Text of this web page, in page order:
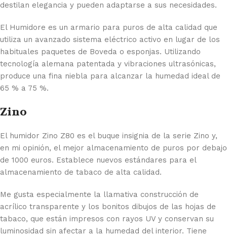
destilan elegancia y pueden adaptarse a sus necesidades.
El Humidore es un armario para puros de alta calidad que
utiliza un avanzado sistema eléctrico activo en lugar de los
habituales paquetes de Boveda o esponjas. Utilizando
tecnología alemana patentada y vibraciones ultrasónicas,
produce una fina niebla para alcanzar la humedad ideal de
65 % a 75 %.
Zino
El humidor Zino Z80 es el buque insignia de la serie Zino y,
en mi opinión, el mejor almacenamiento de puros por debajo
de 1000 euros. Establece nuevos estándares para el
almacenamiento de tabaco de alta calidad.
Me gusta especialmente la llamativa construcción de
acrílico transparente y los bonitos dibujos de las hojas de
tabaco, que están impresos con rayos UV y conservan su
luminosidad sin afectar a la humedad del interior. Tiene